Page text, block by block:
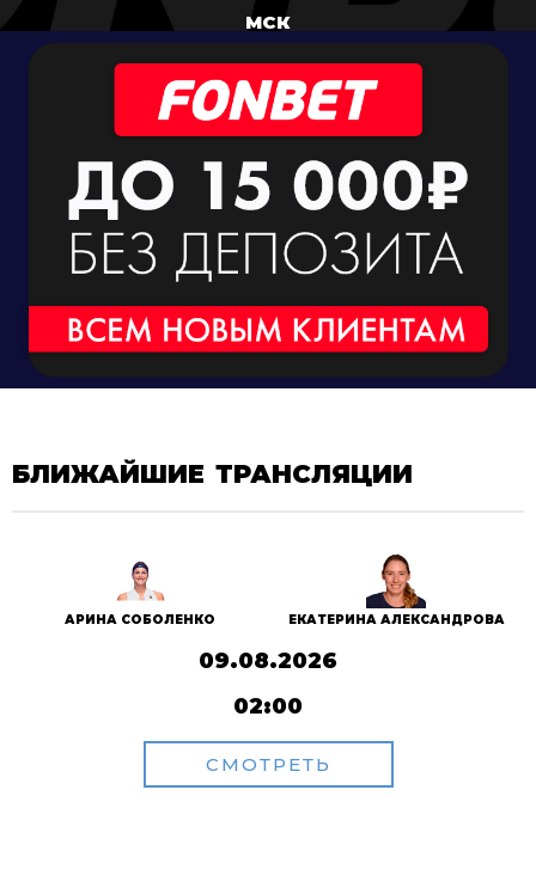
МСК
БЛИЖАЙШИЕ ТРАНСЛЯЦИИ
АРИНА СОБОЛЕНКО ЕКАТЕРИНА АЛЕКСАНДРОВА
09.08.2026
02:00
СМОТРЕТЬ